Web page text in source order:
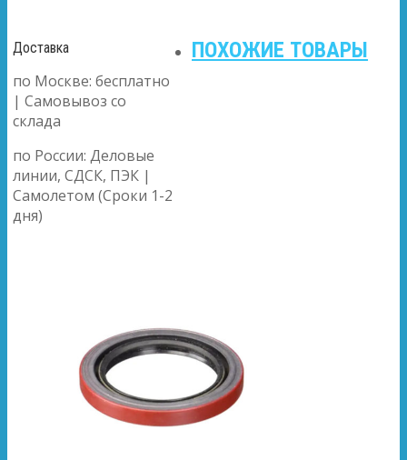
Доставка
по Москве: бесплатно
| Самовывоз со
склада
по России: Деловые
линии, СДСК, ПЭК |
Самолетом (Сроки 1-2
дня)
ПОХОЖИЕ ТОВАРЫ